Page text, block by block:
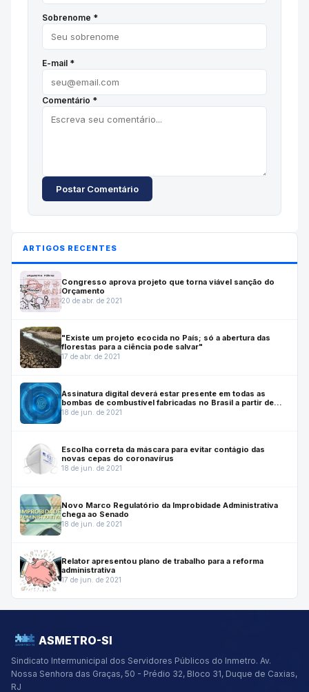
Sobrenome *
E-mail *
Comentário *
Postar Comentário
ARTIGOS RECENTES
Congresso aprova projeto que torna viável sanção do
Orçamento
20 de abr. de 2021
"Existe um projeto ecocida no País; só a abertura das
florestas para a ciência pode salvar"
17 de abr. de 2021
Assinatura digital deverá estar presente em todas as
bombas de combustível fabricadas no Brasil a partir de
julho de 2022
18 de jun. de 2021
Escolha correta da máscara para evitar contágio das
novas cepas do coronavírus
18 de jun. de 2021
Novo Marco Regulatório da Improbidade Administrativa
chega ao Senado
18 de jun. de 2021
Relator apresentou plano de trabalho para a reforma
administrativa
17 de jun. de 2021
ASMETRO-SI
Sindicato Intermunicipal dos Servidores Públicos do Inmetro. Av.
Nossa Senhora das Graças, 50 - Prédio 32, Bloco 31, Duque de Caxias,
RJ